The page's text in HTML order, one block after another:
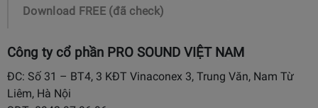
Download FREE (đã check)
Công ty cổ phần PRO SOUND VIỆT NAM
ĐC: Số 31 – BT4, 3 KĐT Vinaconex 3, Trung Văn, Nam Từ
Liêm, Hà Nội